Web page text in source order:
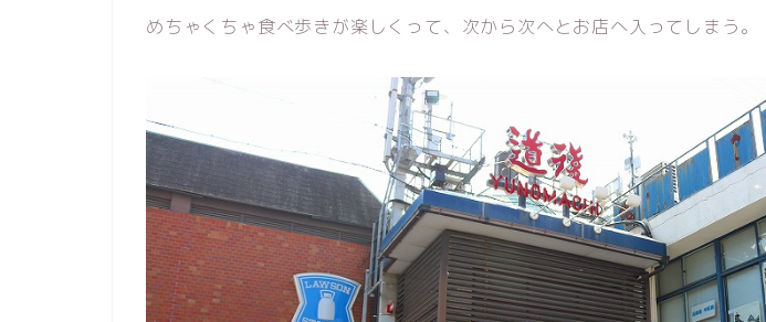
めちゃくちゃ食べ歩きが楽しくって、次から次へとお店へ入ってしまう。